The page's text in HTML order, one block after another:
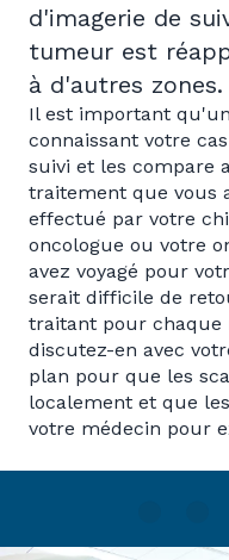
d'imagerie de
tumeur est
à d'autres zones.
Il est important
connaissant votre
suivi et les compare
traitement que vous
effectué par votre
oncologue ou votre
avez voyagé pour
serait difficile de
traitant pour chaque
discutez-en avec
plan pour que les
localement et que
votre médecin pour